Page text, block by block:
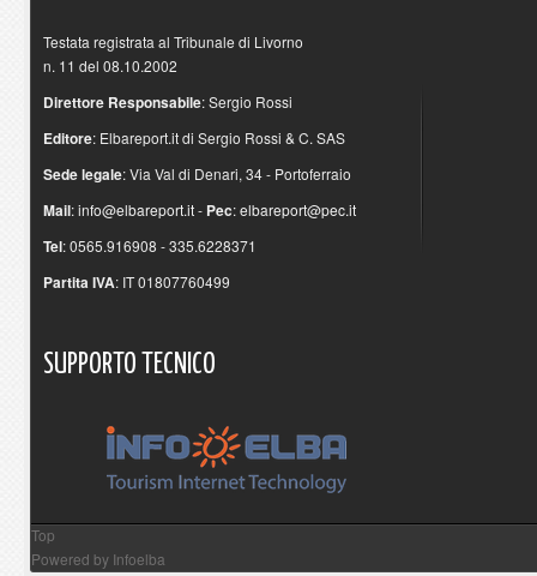
Testata registrata al Tribunale di Livorno
n. 11 del 08.10.2002
Direttore Responsabile: Sergio Rossi
Editore: Elbareport.it di Sergio Rossi & C. SAS
Sede legale: Via Val di Denari, 34 - Portoferraio
Mail:info@elbareport.it- Pec:elbareport@pec.it
Tel: 0565.916908 - 335.6228371
Partita IVA: IT 01807760499
SUPPORTO TECNICO
Top
Powered by Infoelba